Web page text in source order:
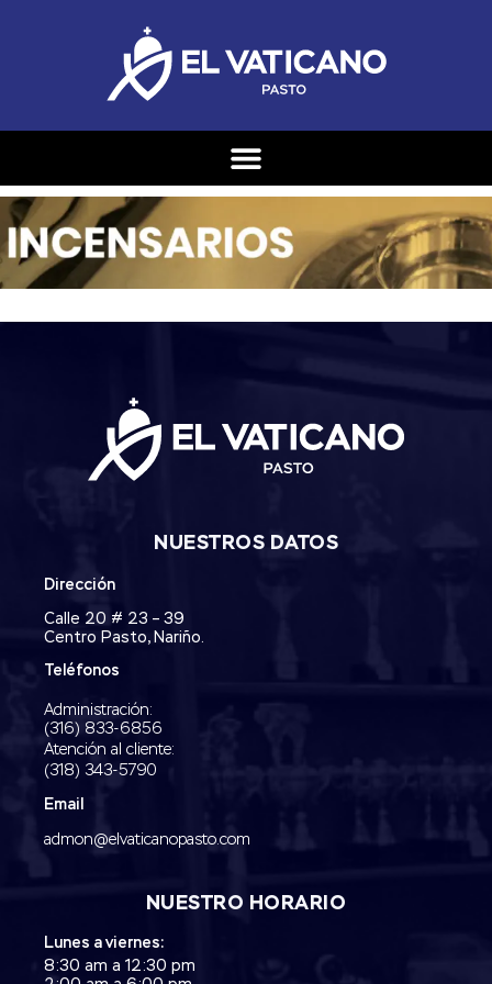
NUESTROS DATOS
Dirección
Calle 20 # 23 – 39
Centro Pasto, Nariño.
Teléfonos
Administración:
‭(316) 833-6856‬
Atención al cliente:
(318) 343-5790‬
Email
admon@elvaticanopasto.com
NUESTRO HORARIO
Lunes a viernes:
8:30 am a 12:30 pm